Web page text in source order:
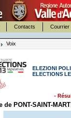
Contacts Courrier
Voix
ELEZIONI
ELECTIONS
-
de PONT-SAINT-